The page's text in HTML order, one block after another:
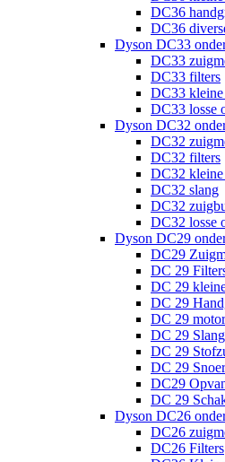
DC36
DC36
Dyson DC33
DC33
DC33 filters
DC33
DC33 losse
Dyson DC32
DC32
DC32 filters
DC32
DC32 slang
DC32
DC32 losse
Dyson DC29
DC29
DC 29
DC 29
DC 29
DC 29 motor
DC 29 Slang
DC 29
DC 29
DC29
DC 29
Dyson DC26
DC26
DC26 Filters